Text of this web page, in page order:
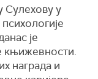
Сулехову у
је
књижевности.
награда и